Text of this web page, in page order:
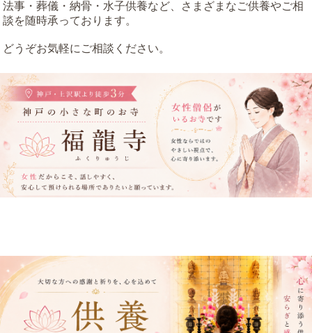
法事・葬儀・納骨・水子供養など、さまざまなご供養やご相
談を随時承っております。
どうぞお気軽にご相談ください。